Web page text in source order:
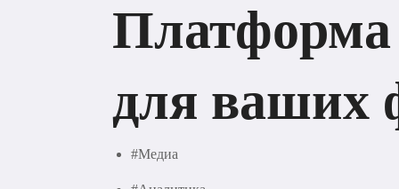
Платформа
для ваших
#Медиа